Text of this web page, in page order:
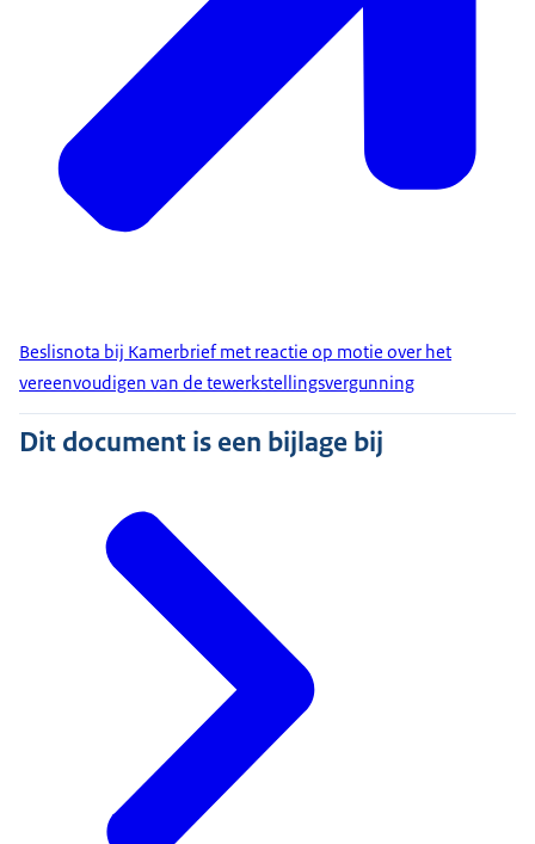
Beslisnota bij Kamerbrief met reactie op motie over het
vereenvoudigen van de tewerkstellingsvergunning
Dit document is een bijlage bij